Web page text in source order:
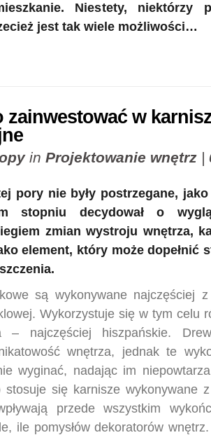
Niestety, niektórzy
jest tak wiele możliwości…
zainwestować w
in Projektowanie wnętrz |
pory nie były postrzegane,
stopniu decydował o
zmian wystroju wnętrza,
element, który może dopełnić
są wykonywane najczęściej
Wykorzystuje się w tym celu
– najczęściej hiszpańskie.
wnętrza, jednak te
wyginać, nadając im
stosuje się karnisze wykonywane
przede wszystkim
ile pomysłów dekoratorów